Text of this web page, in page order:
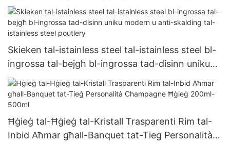
meraq tal-meraq tat-tazza tal-ilma
Skieken tal-istainless steel tal-istainless steel bl-
ingrossa tal-bejgħ bl-ingrossa tad-disinn uniku
modern u anti-skalding tal-istainless steel
poutlery
Ħġieġ tal-Ħġieġ tal-Kristall Trasparenti Rim tal-
Inbid Aħmar għall-Banquet tat-Tieġ Personalità